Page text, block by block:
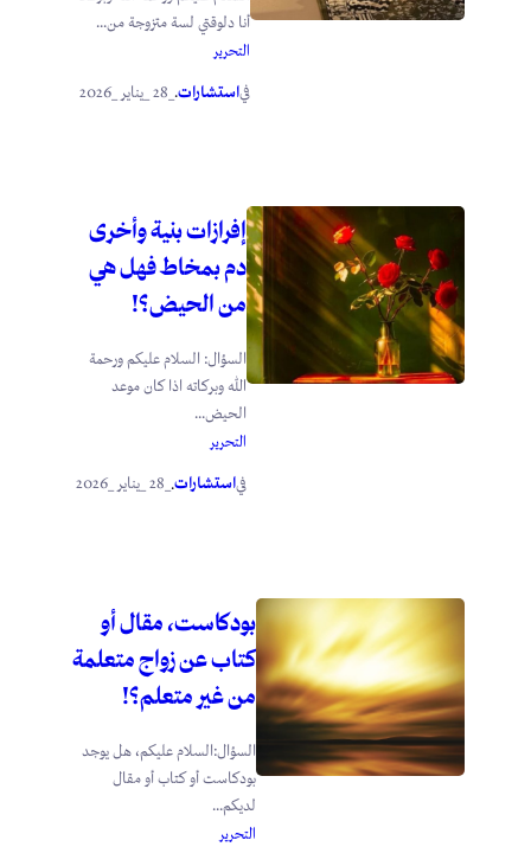
أنا دلوقتي لسة متزوجة من...
التحرير
فياستشارات.
إفرازات بنية وأخرى
دم بمخاط فهل هي
من الحيض؟!
السؤال: السلام عليكم ورحمة
الله وبركاته اذا كان موعد
الحيض...
التحرير
فياستشارات.
بودكاست، مقال أو
كتاب عن زواج متعلمة
من غير متعلم؟!
السؤال:السلام عليكم، هل يوجد
بودكاست أو كتاب أو مقال
لديكم...
التحرير